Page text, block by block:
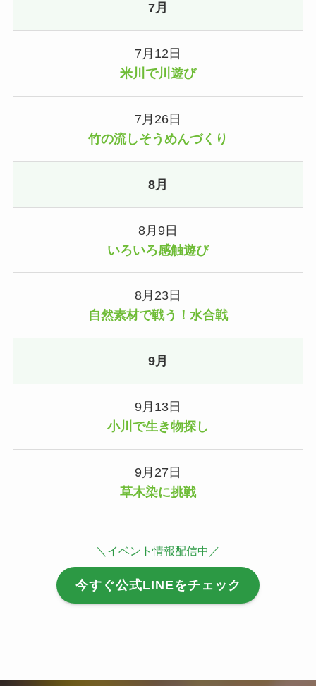
7月
7月12日
米川で川遊び
7月26日
竹の流しそうめんづくり
8月
8月9日
いろいろ感触遊び
8月23日
自然素材で戦う！水合戦
9月
9月13日
小川で生き物探し
9月27日
草木染に挑戦
＼イベント情報配信中／
今すぐ公式LINEをチェック